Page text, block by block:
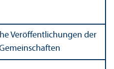
Veröffentlichungen der